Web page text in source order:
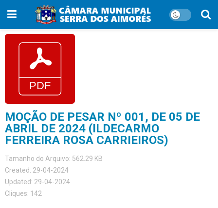
MOÇÃO DE PESAR Nº 001, DE 05 DE
ABRIL DE 2024 (ILDECARMO
FERREIRA ROSA CARRIEIROS)
Tamanho do Arquivo: 562.29 KB
Created: 29-04-2024
Updated: 29-04-2024
Cliques: 142